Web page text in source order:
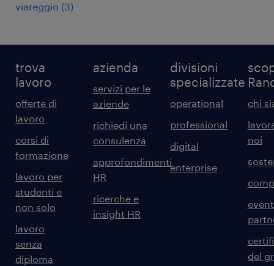
viareggio (3)
trova
lavoro
offerte di
lavoro
corsi di
formazione
lavoro per
studenti e
non solo
lavoro
senza
diploma
azienda
servizi per le
aziende
richiedi una
consulenza
approfondimenti
HR
ricerche e
insight HR
divisioni
specializzate
operational
professional
digital
enterprise
chi
noi
del